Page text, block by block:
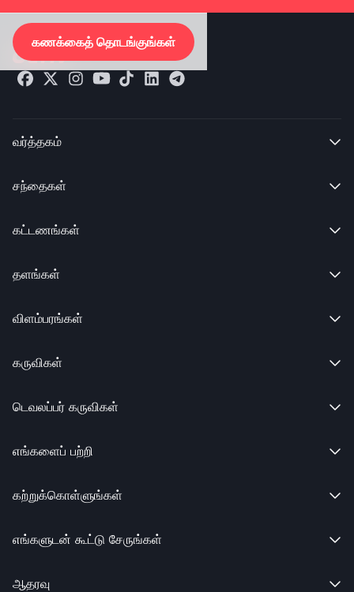
கணக்கைத் தொடங்குங்கள்
வர்த்தகம் 
சந்தைகள் 
கட்டணங்கள் 
தளங்கள் 
விளம்பரங்கள் 
கருவிகள் 
டெவலப்பர் கருவிகள் 
எங்களைப் பற்றி 
கற்றுக்கொள்ளுங்கள் 
எங்களுடன் கூட்டு சேருங்கள் 
ஆதரவு 